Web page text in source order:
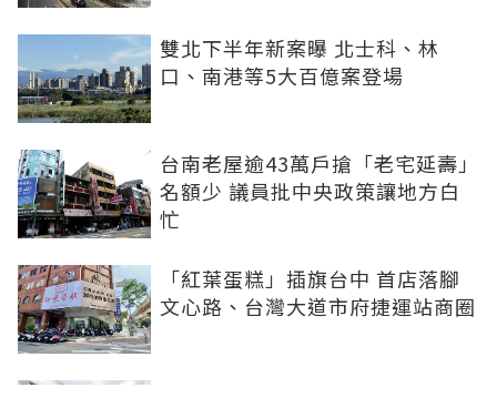
雙北下半年新案曝 北士科、林
口、南港等5大百億案登場
台南老屋逾43萬戶搶「老宅延壽」
名額少 議員批中央政策讓地方白
忙
「紅葉蛋糕」插旗台中 首店落腳
文心路、台灣大道市府捷運站商圈